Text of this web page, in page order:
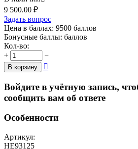
9 500.00 ₽
Задать вопрос
Цена в баллах: 9500 баллов
Бонусные баллы: баллов
Кол-во:
+
−
В корзину 
Войдите в учётную запись,
сообщить вам об ответе
Особенности
Артикул:
HE93125